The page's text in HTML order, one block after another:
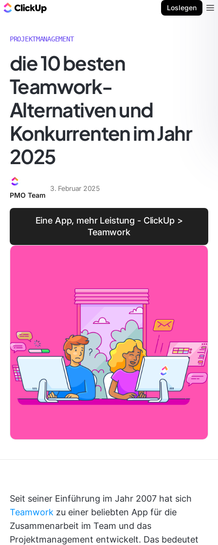
Loslegen
PROJEKTMANAGEMENT
die 10 besten
Teamwork-
Alternativen und
Konkurrenten im Jahr
2025
PMO Team
3. Februar 2025
Eine App, mehr Leistung - ClickUp >
Teamwork
Seit seiner Einführung im Jahr 2007 hat sich
Teamwork zu einer beliebten App für die
Zusammenarbeit im Team und das
Projektmanagement entwickelt. Das bedeutet